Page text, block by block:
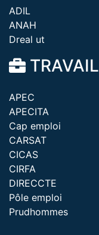
ADIL
ANAH
Dreal ut
TRAVAIL
APEC
APECITA
Cap emploi
CARSAT
CICAS
CIRFA
DIRECCTE
Pôle emploi
Prudhommes